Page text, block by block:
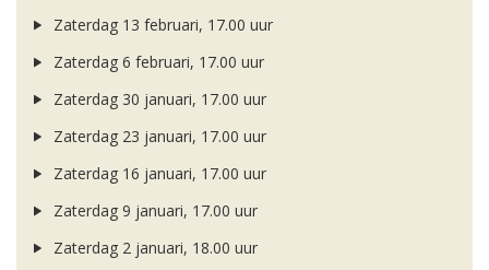
Zaterdag 13 februari, 17.00 uur
Zaterdag 6 februari, 17.00 uur
Zaterdag 30 januari, 17.00 uur
Zaterdag 23 januari, 17.00 uur
Zaterdag 16 januari, 17.00 uur
Zaterdag 9 januari, 17.00 uur
Zaterdag 2 januari, 18.00 uur